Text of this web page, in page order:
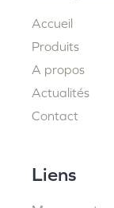
Accueil
Produits
A propos
Actualités
Contact
Liens